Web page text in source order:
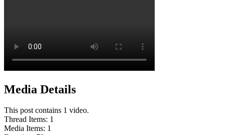
Media Details
This post contains 1 video.
Thread Items: 1
Media Items: 1